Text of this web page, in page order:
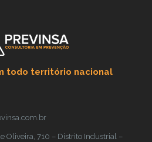
todo território nacional
Oliveira, 710 – Distrito Industrial –